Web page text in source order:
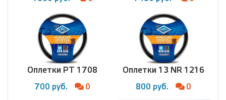
Оплетки PT 1708
700 руб. 0
Оплетки 13 NR 1216
800 руб. 0